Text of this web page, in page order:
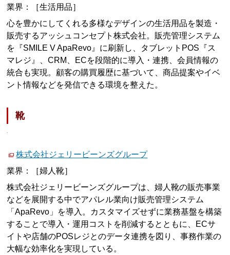
業界：［生活用品］
心を豊かにしてくれる多様なデザインの生活用品を製造・
販売するアッシュコンセプト株式会社。販売管理システム
を『SMILE V ApaRevo』に刷新し、タブレットPOS『ス
マレジ』、CRM、ECを段階的に導入・連携、会員情報の
統合も実現。顧客の購買履歴に基づいて、商品提案やイベ
ント情報などを発信できる環境を整えた。
靴
株式会社ジェリービーンズグループ
業界：［婦人靴］
株式会社ジェリービーンズグループは、婦人靴の販売事業
などを展開する中でアパレル業向け販売管理システム
「ApaRevo」を導入。カスタマイズせずに業務基盤を構築
することで導入・運用コストを削減するとともに、ECサ
イトや店舗のPOSレジとのデータ連携を図り、事務作業の
大幅な効率化を実現している。